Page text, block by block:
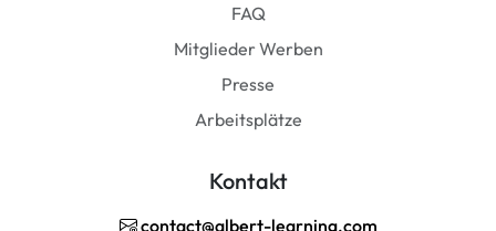
FAQ
Mitglieder Werben
Presse
Arbeitsplätze
Kontakt
contact@albert-learning.com